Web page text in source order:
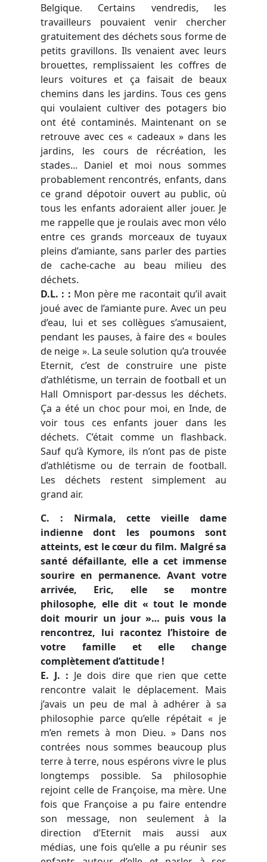
Belgique. Certains vendredis, les
travailleurs pouvaient venir chercher
gratuitement des déchets sous forme de
petits gravillons. Ils venaient avec leurs
brouettes, remplissaient les coffres de
leurs voitures et ça faisait de beaux
chemins dans les jardins. Tous ces gens
qui voulaient cultiver des potagers bio
ont été contaminés. Maintenant on se
retrouve avec ces « cadeaux » dans les
jardins, les cours de récréation, les
stades... Daniel et moi nous sommes
probablement rencontrés, enfants, dans
ce grand dépotoir ouvert au public, où
tous les enfants adoraient aller jouer. Je
me rappelle que je roulais avec mon vélo
entre ces grands morceaux de tuyaux
pleins d’amiante, sans parler des parties
de cache-cache au beau milieu des
déchets.
D.L. : : Mon père me racontait qu’il avait
joué avec de l’amiante pure. Avec un peu
d’eau, lui et ses collègues s’amusaient,
pendant les pauses, à faire des « boules
de neige ». La seule solution qu’a trouvée
Eternit, c’est de construire une piste
d’athlétisme, un terrain de football et un
Hall Omnisport par-dessus les déchets.
Ça a été un choc pour moi, en Inde, de
voir tous ces enfants jouer dans les
déchets. C’était comme un flashback.
Sauf qu’à Kymore, ils n’ont pas de piste
d’athlétisme ou de terrain de football.
Les déchets restent simplement au
grand air.
C. : Nirmala, cette vieille dame
indienne dont les poumons sont
atteints, est le cœur du film. Malgré sa
santé défaillante, elle a cet immense
sourire en permanence. Avant votre
arrivée, Eric, elle se montre
philosophe, elle dit « tout le monde
doit mourir un jour »… puis vous la
rencontrez, lui racontez l’histoire de
votre famille et elle change
complètement d’attitude !
E. J. : Je dois dire que rien que cette
rencontre valait le déplacement. Mais
j’avais un peu de mal à adhérer à sa
philosophie parce qu’elle répétait « je
m’en remets à mon Dieu. »Dans nos
contrées nous sommes beaucoup plus
terre à terre, nous espérons vivre le plus
longtemps possible. Sa philosophie
rejoint celle de Françoise, ma mère. Une
fois que Françoise a pu faire entendre
son message, non seulement à la
direction d’Eternit mais aussi aux
médias, une fois qu’elle a pu réunir ses